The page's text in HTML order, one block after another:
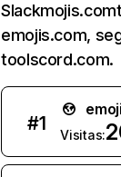
emojis.com,
toolscord.com.
#1
Visitas: